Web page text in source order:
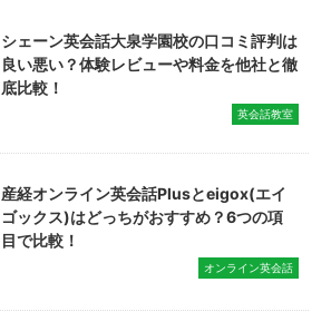
シェーン英会話大泉学園校の口コミ評判は
良い悪い？体験レビューや料金を他社と徹
底比較！
英会話教室
産経オンライン英会話Plusとeigox(エイ
ゴックス)はどっちがおすすめ？6つの項
目で比較！
オンライン英会話